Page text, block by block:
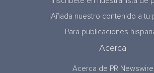
¡Añada nuestro contenido a tu
Para publicaciones
Acerca
Acerca de PR Newswire